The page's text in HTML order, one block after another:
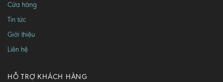
Cửa hàng
Tin tức
Giới thiệu
Liên hệ
HỖ TRỢ KHÁCH HÀNG